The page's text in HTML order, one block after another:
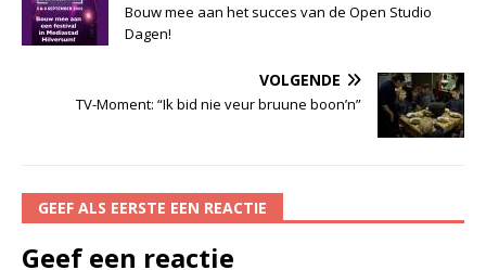
Bouw mee aan het succes van de Open Studio
Dagen!
VOLGENDE
TV-Moment: “Ik bid nie veur bruune boon’n”
GEEF ALS EERSTE EEN REACTIE
Geef een reactie